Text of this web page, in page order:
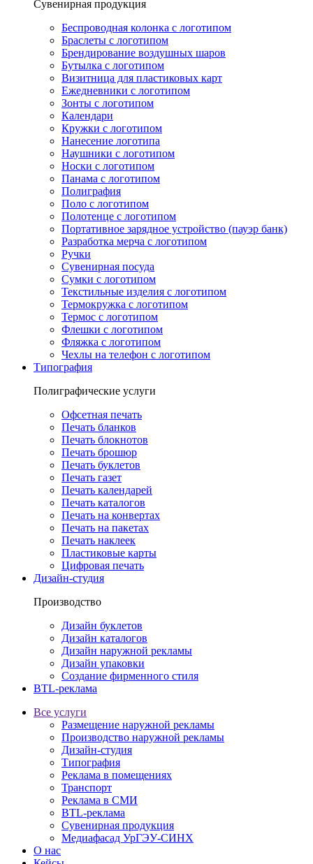
Сувенирная продукция
Беспроводная колонка с логотипом
Браслеты с логотипом
Брендирование воздушных шаров
Бутылка с логотипом
Визитница для пластиковых карт
Ежедневники с логотипом
Зонты с логотипом
Календари
Кружки с логотипом
Нанесение логотипа
Наушники с логотипом
Носки с логотипом
Панама с логотипом
Полиграфия
Поло с логотипом
Полотенце с логотипом
Портативное зарядное устройство (пауэр банк)
Разработка мерча с логотипом
Ручки
Сувенирная посуда
Сумки с логотипом
Текстильные изделия с логотипом
Термокружка с логотипом
Термос с логотипом
Флешки с логотипом
Фляжка с логотипом
Чехлы на телефон с логотипом
Типография
Полиграфические услуги
Офсетная печать
Печать бланков
Печать блокнотов
Печать брошюр
Печать буклетов
Печать газет
Печать календарей
Печать каталогов
Печать на конвертах
Печать на пакетах
Печать наклеек
Пластиковые карты
Цифровая печать
Дизайн-студия
Производство
Дизайн буклетов
Дизайн каталогов
Дизайн наружной рекламы
Дизайн упаковки
Создание фирменного стиля
BTL-реклама
Все услуги
Размещение наружной рекламы
Производство наружной рекламы
Дизайн-студия
Типография
Реклама в помещениях
Транспорт
Реклама в СМИ
BTL-реклама
Сувенирная продукция
Медиафасад УрГЭУ-СИНХ
О нас